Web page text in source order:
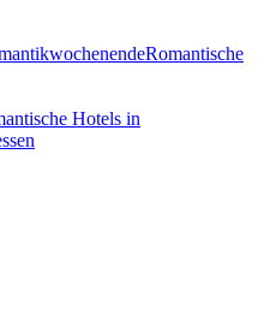
Romantische
Hotels in